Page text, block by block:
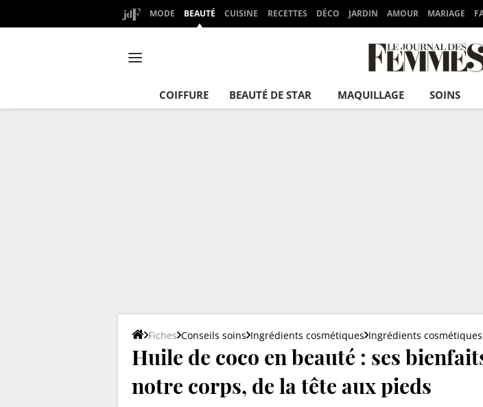
MODE BEAUTÉ CUISINE RECETTES DÉCO JARDIN AMOUR MARIAGE
COIFFURE BEAUTÉ DE STAR MAQUILLAGE SOINS
Fiches Conseils soins Ingrédients cosmétiques Ingrédients
Huile de coco en beauté : ses
notre corps, de la tête aux pieds